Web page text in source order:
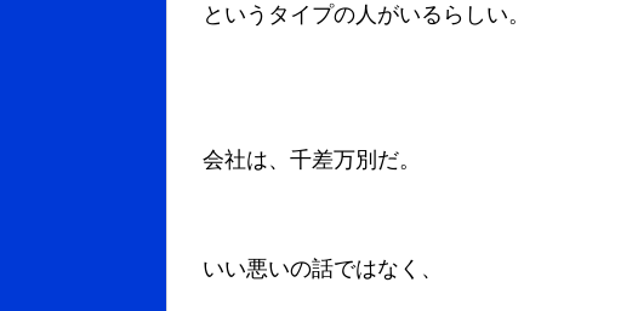
というタイプの人がいるらしい。
会社は、千差万別だ。
いい悪いの話ではなく、